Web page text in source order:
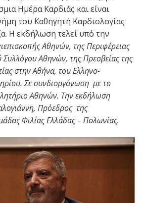
Ημέρα Καρδιάς και είναι
του Καθηγητή Καρδιολογίας
Η εκδήλωση τελεί υπό την
Αθηνών, της Περιφέρειας
Συλλόγου Αθηνών, της Πρεσβείας της
στην Αθήνα, του Ελληνο-
Σε συνδιοργάνωση με το
Αθηνών. Την εκδήλωση
Πρόεδρος της
Φιλίας Ελλάδας – Πολωνίας.